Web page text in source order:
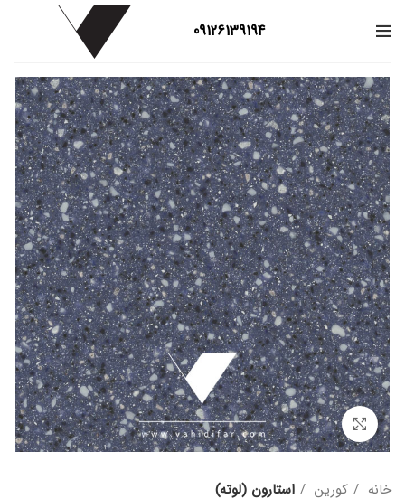
09126139194
بزرگنمایی تصویر
خانه کورین استارون (لوته)